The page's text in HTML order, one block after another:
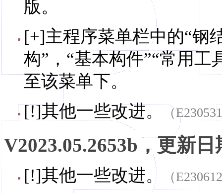
版。
[+]主程序菜单栏中的“钢
构”，“基本构件”“常用
至该菜单下。
[!]其他一些改进。 （
V2023.05.2653b，更新日
[!]其他一些改进。 （